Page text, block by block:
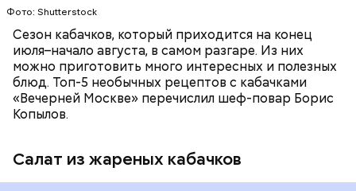
Фото: Shutterstock
Сезон кабачков, который приходится на конец
июля–начало августа, в самом разгаре. Из них
можно приготовить много интересных и полезных
блюд. Топ-5 необычных рецептов с кабачками
«Вечерней Москве» перечислил шеф-повар Борис
Копылов.
Салат из жареных кабачков
Вред дыни
А врач-эндокринолог Алексей Калинчев рассказал,
что существует множество блюд, где используют